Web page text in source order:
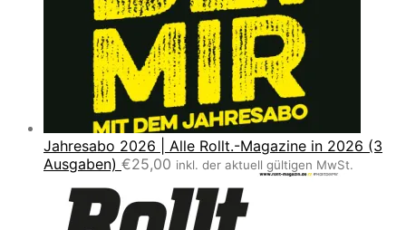
Jahresabo 2026 | Alle Rollt.-Magazine in 2026 (3
Ausgaben) €25,00 inkl. der aktuell gültigen MwSt.